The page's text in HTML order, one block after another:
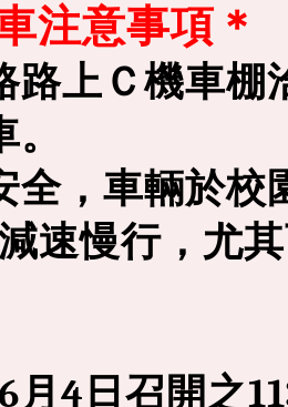
注意事項＊
路上Ｃ機車棚
全，車輛於
速慢行，尤
月4日召開之